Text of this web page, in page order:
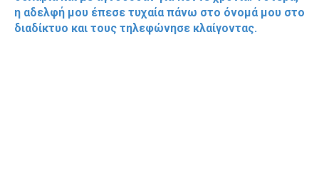
η αδελφή μου έπεσε τυχαία πάνω στο όνομά μου στο
διαδίκτυο και τους τηλεφώνησε κλαίγοντας.